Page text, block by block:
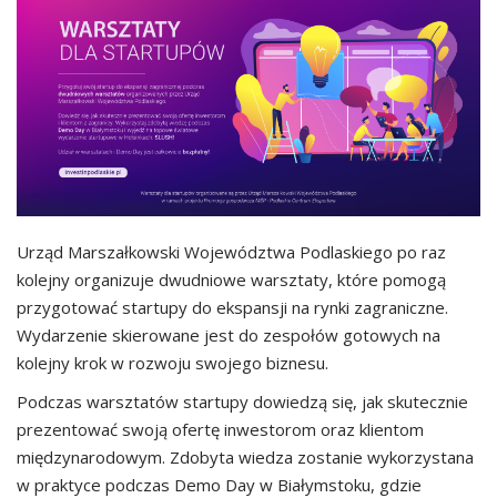
Urząd Marszałkowski Województwa Podlaskiego po raz
kolejny organizuje dwudniowe warsztaty, które pomogą
przygotować startupy do ekspansji na rynki zagraniczne.
Wydarzenie skierowane jest do zespołów gotowych na
kolejny krok w rozwoju swojego biznesu.
Podczas warsztatów startupy dowiedzą się, jak skutecznie
prezentować swoją ofertę inwestorom oraz klientom
międzynarodowym. Zdobyta wiedza zostanie wykorzystana
w praktyce podczas Demo Day w Białymstoku, gdzie